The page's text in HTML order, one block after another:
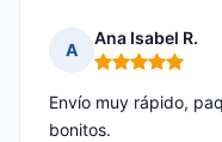
A
Ana Isabel R.
Nota: 5 de 5
Envío muy rápido,
bonitos.